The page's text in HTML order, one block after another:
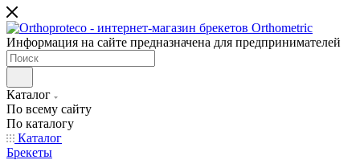
Информация на сайте предназначена для предпринимателей
Каталог
По всему сайту
По каталогу
Каталог
Брекеты